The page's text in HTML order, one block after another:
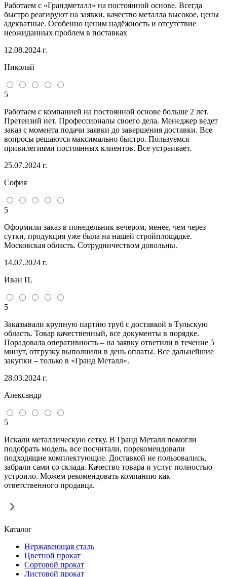
Работаем с «Грандметалл» на постоянной основе. Всегда
быстро реагируют на заявки, качество металла высокое, цены
адекватные. Особенно ценим надёжность и отсутствие
неожиданных проблем в поставках
12.08.2024 г.
Николай
5
Работаем с компанией на постоянной основе больше 2 лет.
Претензий нет. Профессионалы своего дела. Менеджер ведет
заказ с момента подачи заявки до завершения доставки. Все
вопросы решаются максимально быстро. Пользуемся
привилегиями постоянных клиентов. Все устраивает.
25.07.2024 г.
София
5
Оформили заказ в понедельник вечером, менее, чем через
сутки, продукция уже была на нашей стройплощадке.
Московская область. Сотрудничеством довольны.
14.07.2024 г.
Иван П.
5
Заказывали крупную партию труб с доставкой в Тульскую
область. Товар качественный, все документы в порядке.
Порадовала оперативность – на заявку ответили в течение 5
минут, отгрузку выполнили в день оплаты. Все дальнейшие
закупки – только в «Гранд Металл».
28.03.2024 г.
Александр
5
Искали металлическую сетку. В Гранд Металл помогли
подобрать модель, все посчитали, порекомендовали
подходящие комплектующие. Доставкой не пользовались,
забрали сами со склада. Качество товара и услуг полностью
устроило. Можем рекомендовать компанию как
ответственного продавца.
Каталог
Нержавеющая сталь
Цветной прокат
Сортовой прокат
Листовой прокат